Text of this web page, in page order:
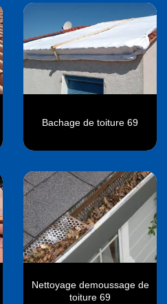
Bachage de toiture 69
Nettoyage demoussage de
toiture 69